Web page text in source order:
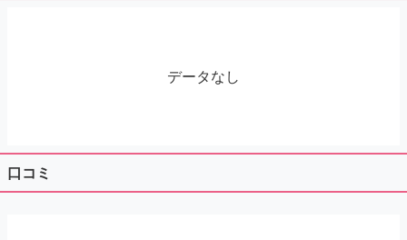
データなし
口コミ